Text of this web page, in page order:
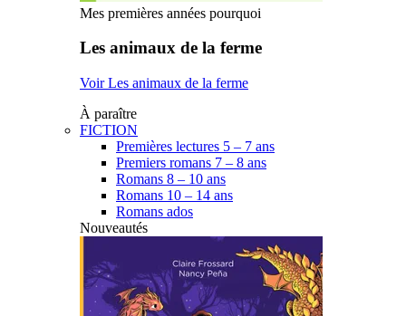
Mes premières années pourquoi
Les animaux de la ferme
Voir Les animaux de la ferme
À paraître
FICTION
Premières lectures 5 – 7 ans
Premiers romans 7 – 8 ans
Romans 8 – 10 ans
Romans 10 – 14 ans
Romans ados
Nouveautés